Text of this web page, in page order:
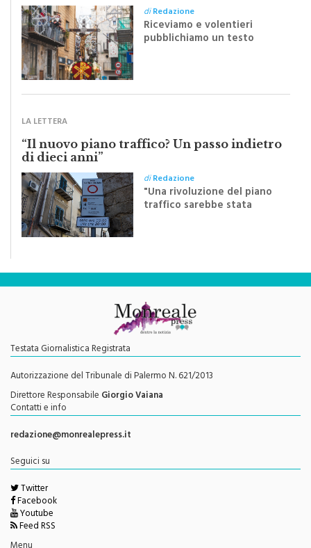
Riceviamo e volentieri
pubblichiamo un testo
inviato dalla scrittrice
monrealese Mariella
“Il nuovo piano traffico? Un passo indietro
di dieci anni”
"Una rivoluzione del piano
traffico sarebbe stata
efficace se preceduta da
una rivoluzione culturale"
Testata Giornalistica Registrata
Autorizzazione del Tribunale di Palermo N. 621/2013
Direttore ResponsabileGiorgio Vaiana
Contatti e info
redazione@monrealepress.it
Twitter
Facebook
Youtube
Feed RSS
Menu